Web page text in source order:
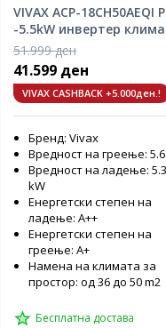
VIVAX ACP-18CH50AEQI
-5.5kW инвертер клима
уред
51.999 ден
41.599 ден
VIVAX CASHBACK +5.000ден.!
Бренд: Vivax
Вредност на греење:
Вредност на ладење: 5.3
kW
Енергетски степен на
ладење: А++
Енергетски степен на
греење: А+
Намена на климата за
простор: од 36 до 50 m2
Бесплатна достава